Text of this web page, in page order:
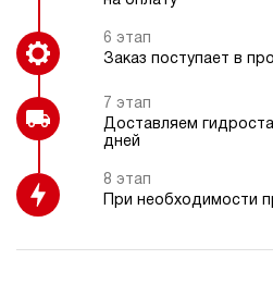
6 этап
Заказ поступает в
7 этап
Доставляем
дней
8 этап
При необходимости